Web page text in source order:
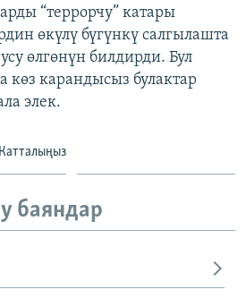
“террорчу” катары
өкүлү бүгүнкү салгылашта
өлгөнүн билдирди. Бул
карандысыз булактар
элек.
Катталыңыз
баяндар